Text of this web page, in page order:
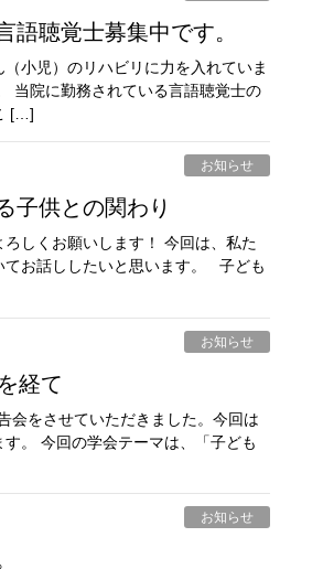
語聴覚士募集中です。
小児）のリハビリに力を入れていま
当院に勤務されている言語聴覚士の
[…]
お知らせ
子供との関わり
しくお願いします！ 今回は、私た
てお話ししたいと思います。 子ども
お知らせ
経て
会をさせていただきました。今回は
。 今回の学会テーマは、「子ども
お知らせ